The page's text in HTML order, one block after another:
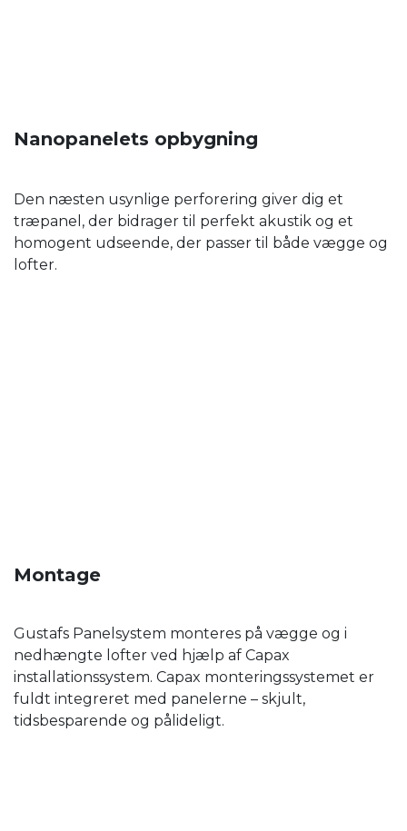
Nanopanelets opbygning
Den næsten usynlige perforering giver dig et
træpanel, der bidrager til perfekt akustik og et
homogent udseende, der passer til både vægge og
lofter.
Montage
Gustafs Panelsystem monteres på vægge og i
nedhængte lofter ved hjælp af Capax
installationssystem. Capax monteringssystemet er
fuldt integreret med panelerne – skjult,
tidsbesparende og pålideligt.